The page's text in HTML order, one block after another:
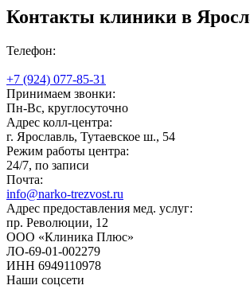
Контакты клиники в
Телефон:
+7 (924) 077-85-31
Принимаем звонки:
Пн-Вс, круглосуточно
Адрес колл-центра:
г. Ярославль, Тутаевское ш., 54
Режим работы центра:
24/7, по записи
Почта:
info@narko-trezvost.ru
Адрес предоставления мед. услуг:
пр. Революции, 12
ООО «Клиника Плюс»
ЛО-69-01-002279
ИНН 6949110978
Наши соцсети